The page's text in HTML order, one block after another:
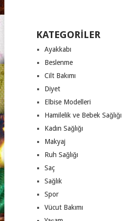
KATEGORILER
Ayakkabı
Beslenme
Cilt Bakımı
Diyet
Elbise Modelleri
Hamilelik ve Bebek Sağlığı
Kadın Sağlığı
Makyaj
Ruh Sağlığı
Saç
Sağlık
Spor
Vücut Bakımı